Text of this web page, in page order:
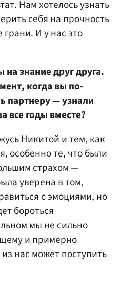
Нам хотелось узнать
себя на прочность
И у нас это
знание друг друга.
когда вы по-
партнеру — узнали
все годы вместе?
Никитой и тем, как
особенно те, что были
страхом —
уверена в том,
с эмоциями, но
бороться
мы не сильно
и примерно
нас может поступить